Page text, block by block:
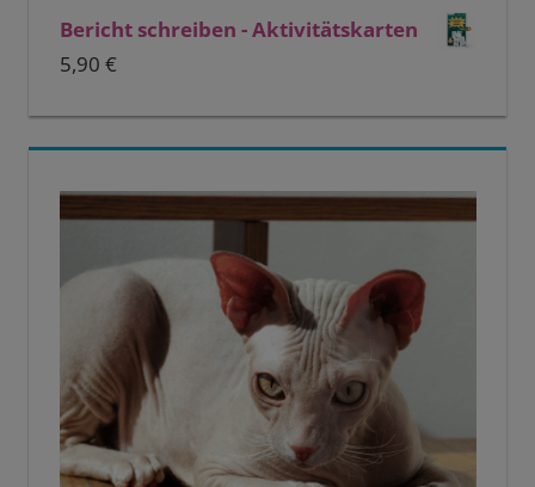
Bericht schreiben - Aktivitätskarten
5,90 €